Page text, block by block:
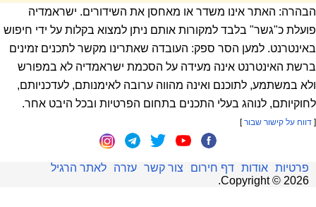
הבהרה: האתר אינו משדר או מאחסן את השידורים. ישראמדיה
פועלת כ"גשר" בלבד למקורות אותם ניתן למצוא בקלות על ידי חיפוש
באינטרנט. למען הסר ספק: העובדה שאתרינו מקשר לתכנים זמינים
ברשת האינטרנט אינה מעידה על הסכמת ישראמדיה לא במפורש
ולא במשתמע, לתוכנם ואינה מהווה ערובה לאימנותם, לעדכניותם,
לחוקיותם, לנוהג בעלי התכנים בתחום הפרטיות ובכל היבט אחר.
[ דווח על קישור שבור]
פרטיות אודות דף חירום צור קשר עזרה
לאתר הרגיל
Copyright © 2026
.